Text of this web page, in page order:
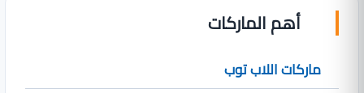
أهم الماركات
ماركات اللاب توب